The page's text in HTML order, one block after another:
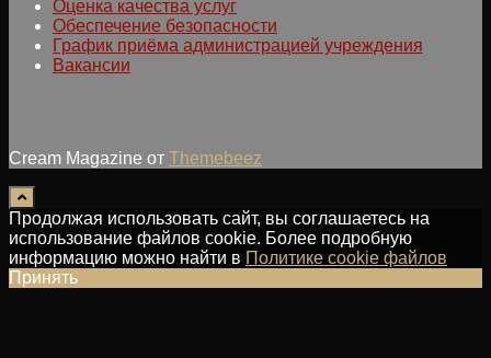
Оценка качества услуг
Обеспечение безопасности
График приёма администрацией учреждения
Вакансии
Cream Magazine от Themebeez
Продолжая использовать сайт, вы соглашаетесь на
использование файлов cookie. Более подробную
информацию можно найти в Политике cookie файлов
Принять